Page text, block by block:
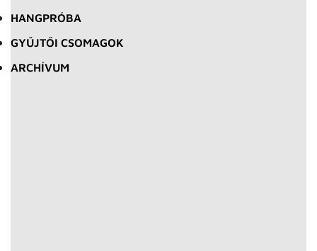
HANGPRÓBA
GYŰJTŐI CSOMAGOK
ARCHÍVUM